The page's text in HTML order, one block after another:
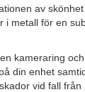
av
i metall för en
kameraring
din enhet
vid fall